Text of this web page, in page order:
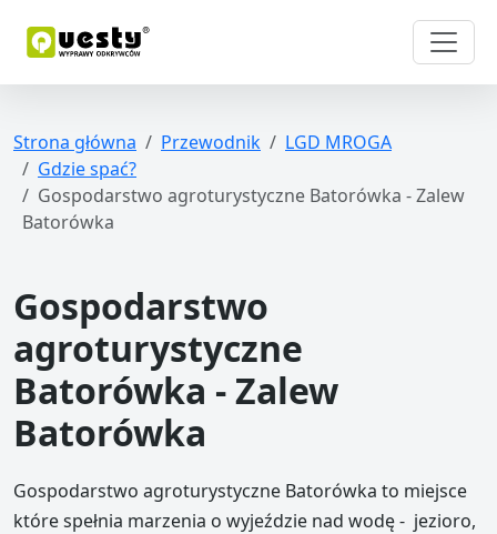
Strona główna Przewodnik
LGD MROGA
Gdzie spać?
Gospodarstwo agroturystyczne Batorówka - Zalew
Batorówka
Gospodarstwo
agroturystyczne
Batorówka - Zalew
Batorówka
Gospodarstwo agroturystyczne Batorówka to miejsce
które spełnia marzenia o wyjeździe nad wodę - jezioro,